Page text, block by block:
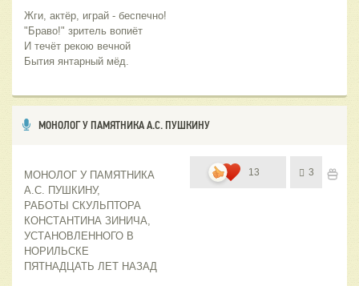
Жги, актёр, играй - беспечно!
"Браво!" зритель вопиёт
И течёт рекою вечной
Бытия янтарный мёд.
МОНОЛОГ У ПАМЯТНИКА А.С. ПУШКИНУ
МОНОЛОГ У ПАМЯТНИКА
А.С. ПУШКИНУ,
РАБОТЫ СКУЛЬПТОРА
КОНСТАНТИНА ЗИНИЧА,
УСТАНОВЛЕННОГО В
НОРИЛЬСКЕ
ПЯТНАДЦАТЬ ЛЕТ НАЗАД
13 3